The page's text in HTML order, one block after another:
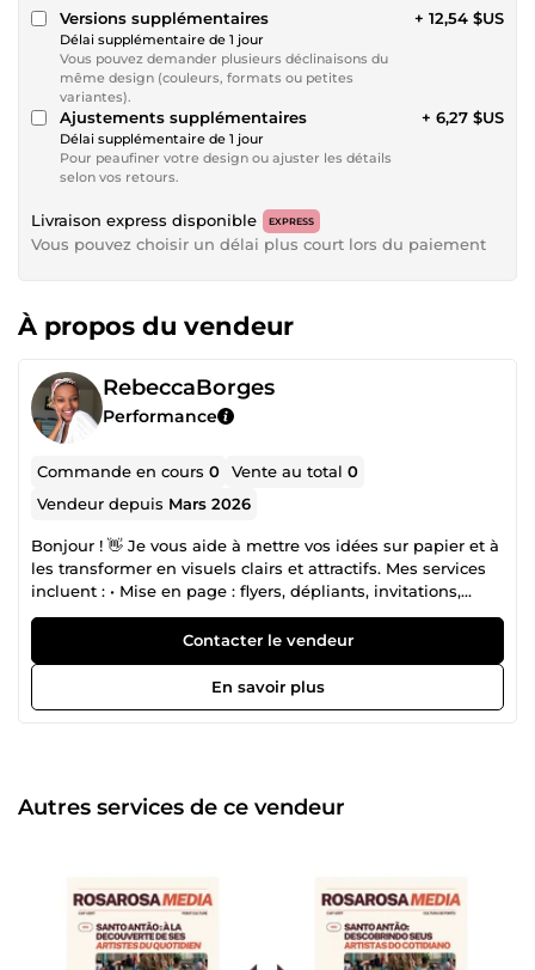
Versions supplémentaires
Délai supplémentaire de 1 jour
Vous pouvez demander plusieurs déclinaisons du
même design (couleurs, formats ou petites
variantes).
+ 12,54 $US
Ajustements supplémentaires
Délai supplémentaire de 1 jour
Pour peaufiner votre design ou ajuster les détails
selon vos retours.
+ 6,27 $US
Livraison express disponible EXPRESS
Vous pouvez choisir un délai plus court lors du paiement
À propos du vendeur
RebeccaBorges
Performance
Commande en cours0 Vente au total0
Vendeur depuis Mars 2026
Bonjour ! 👋 Je vous aide à mettre vos idées sur papier et à
les transformer en visuels clairs et attractifs. Mes services
incluent : • Mise en page : flyers, dépliants, invitations,
affiches, cartes de visite • Rédaction et traduction de
documents (Français ↔ Anglais / Portugais) • Organisation
et structuration d’idées artistiques pour vos projets créatifs
Je suis disponible pour des missions rapides et je
m’adapte à vos besoins. Mon objectif : livrer un travail clair,
Contacter le vendeur
En savoir plus
Autres services de ce vendeur